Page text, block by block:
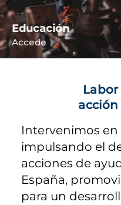
Educación
Accede
Labor
acción
Intervenimos en
impulsando el
acciones de
España,
para un